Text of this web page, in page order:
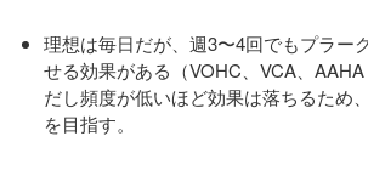
理想は毎日だが、週3〜4回でもプラー
せる効果がある（VOHC、VCA、
だし頻度が低いほど効果は落ちるため
を目指す。